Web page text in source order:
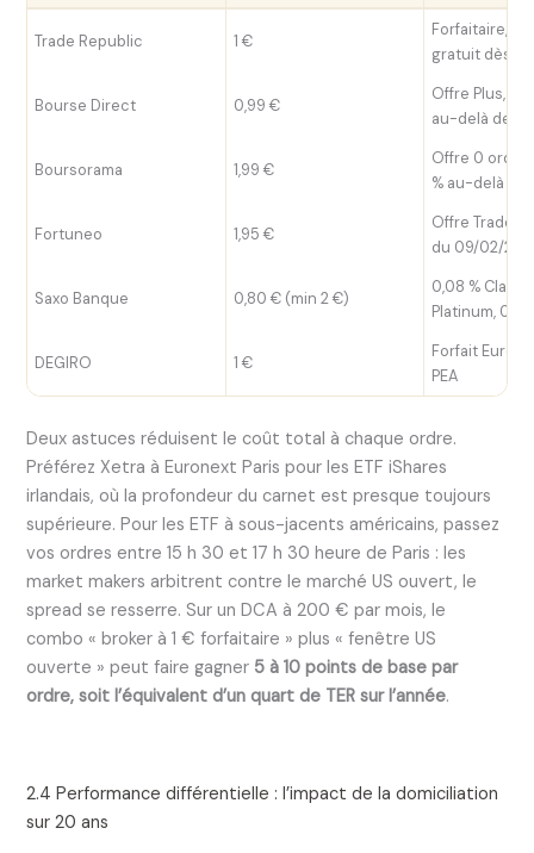
Trade Republic 1 €
Forfaitaire,
gratuit dès 1 €
Bourse Direct 0,99 €
Offre Plus,
au-delà de 4
Boursorama 1,99 €
Offre 0 ordre
% au-delà
Fortuneo 1,95 €
Offre Trade
du 09/02/
Saxo Banque 0,80 € (min 2 €)
0,08 %
Platinum, 0,03
DEGIRO 1 €
Forfait
PEA
Deux astuces réduisent le coût total à chaque ordre.
Préférez Xetra à Euronext Paris pour les ETF iShares
irlandais, où la profondeur du carnet est presque toujours
supérieure. Pour les ETF à sous-jacents américains, passez
vos ordres entre 15 h 30 et 17 h 30 heure de Paris : les
market makers arbitrent contre le marché US ouvert, le
spread se resserre. Sur un DCA à 200 € par mois, le
combo « broker à 1 € forfaitaire » plus « fenêtre US
ouverte » peut faire gagner 5 à 10 points de base par
ordre, soit l’équivalent d’un quart de TER sur l’année.
2.4 Performance différentielle : l’impact de la domiciliation
sur 20 ans